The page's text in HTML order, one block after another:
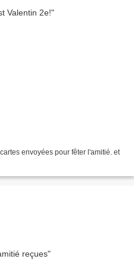
envoyées pour fêter l'amitié. et